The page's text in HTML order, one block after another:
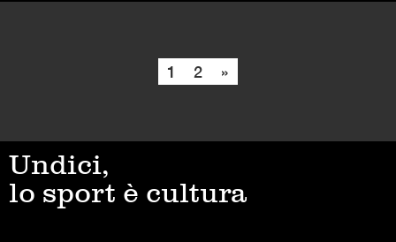
1 2 »
Undici,
lo sport è cultura